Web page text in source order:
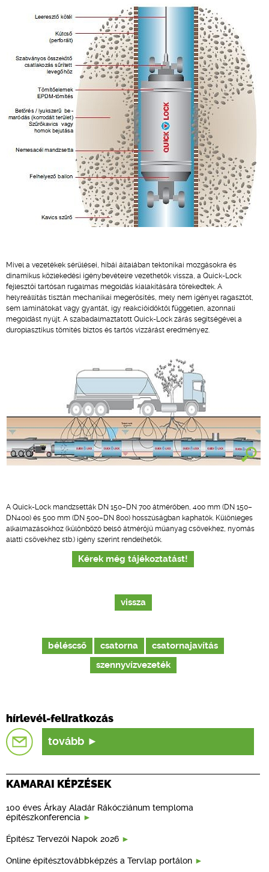
Mivel a vezetékek sérülései, hibái általában tektonikai mozgásokra és
dinamikus közlekedési igénybevételre vezethetők vissza, a Quick-Lock
fejlesztői tartósan rugalmas megoldás kialakítására törekedtek. A
helyreállítás tisztán mechanikai megerősítés, mely nem igényel ragasztót,
sem laminátokat vagy gyantát, így reakcióidőktől független, azonnali
megoldást nyújt. A szabadalmaztatott Quick-Lock zárás segítségével a
duroplasztikus tömítés biztos és tartós vízzárást eredményez.
A Quick-Lock mandzsetták DN 150–DN 700 átmérőben, 400 mm (DN 150–
DN400) és 500 mm (DN 500–DN 800) hosszúságban kaphatók. Különleges
alkalmazásokhoz (különböző belső átmérőjű műanyag csövekhez, nyomás
alatti csövekhez stb.) igény szerint rendelhetők.
Kérek még tájékoztatást!
vissza
béléscső csatorna
csatornajavítás
szennyvízvezeték
hírlevél-feliratkozás
tovább
KAMARAI KÉPZÉSEK
100 éves Árkay Aladár Rákócziánum temploma
építészkonferencia
Építész Tervezői Napok 2026
Online építésztovábbképzés a Tervlap portálon